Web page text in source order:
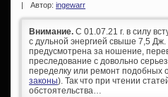
Автор: ingewarr
Внимание. С 01.07.21 г. в силу
с дульной энергией свыше 7,5
предусмотрена за ношение,
преследование с довольно
переделку или ремонт подобных
законы). Так что при чтении
обстоятельства…